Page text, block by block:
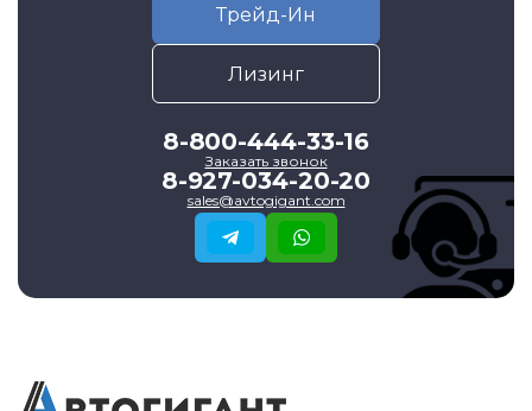
Трейд-Ин
Лизинг
8-800-444-33-16
Заказать звонок
8-927-034-20-20
sales@avtogigant.com